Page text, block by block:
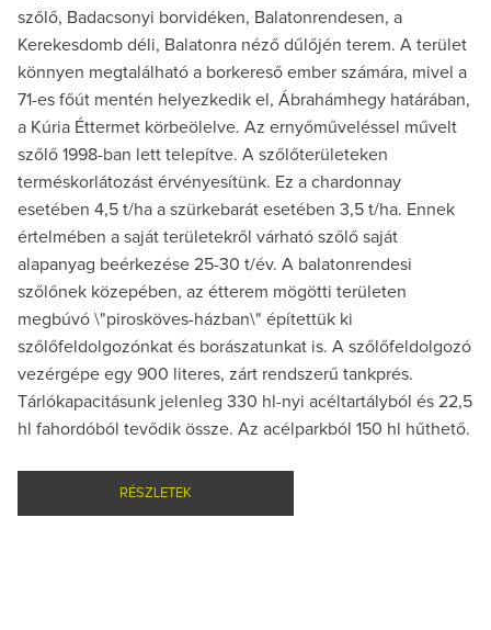
szőlő, Badacsonyi borvidéken, Balatonrendesen, a
Kerekesdomb déli, Balatonra néző dűlőjén terem. A terület
könnyen megtalálható a borkereső ember számára, mivel a
71-es főút mentén helyezkedik el, Ábrahámhegy határában,
a Kúria Éttermet körbeölelve. Az ernyőműveléssel művelt
szőlő 1998-ban lett telepítve. A szőlőterületeken
terméskorlátozást érvényesítünk. Ez a chardonnay
esetében 4,5 t/ha a szürkebarát esetében 3,5 t/ha. Ennek
értelmében a saját területekről várható szőlő saját
alapanyag beérkezése 25-30 t/év. A balatonrendesi
szőlőnek közepében, az étterem mögötti területen
megbúvó \"pirosköves-házban\" építettük ki
szőlőfeldolgozónkat és borászatunkat is. A szőlőfeldolgozó
vezérgépe egy 900 literes, zárt rendszerű tankprés.
Tárlókapacitásunk jelenleg 330 hl-nyi acéltartályból és 22,5
hl fahordóból tevődik össze. Az acélparkból 150 hl hűthető.
RÉSZLETEK